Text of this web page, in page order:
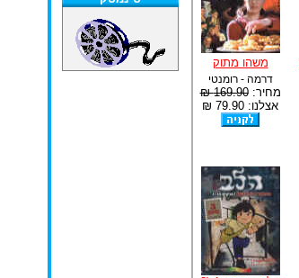
משהו מתוק
דרמה - רומנטי
מחיר:169.90 ₪
אצלנו: 79.90 ₪